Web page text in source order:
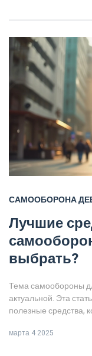
САМООБОРОНА
Лучшие
выбрать?
Тема самообороны
актуальной. Эта
полезные средства,
рассмотрим, что
марта 4 2025